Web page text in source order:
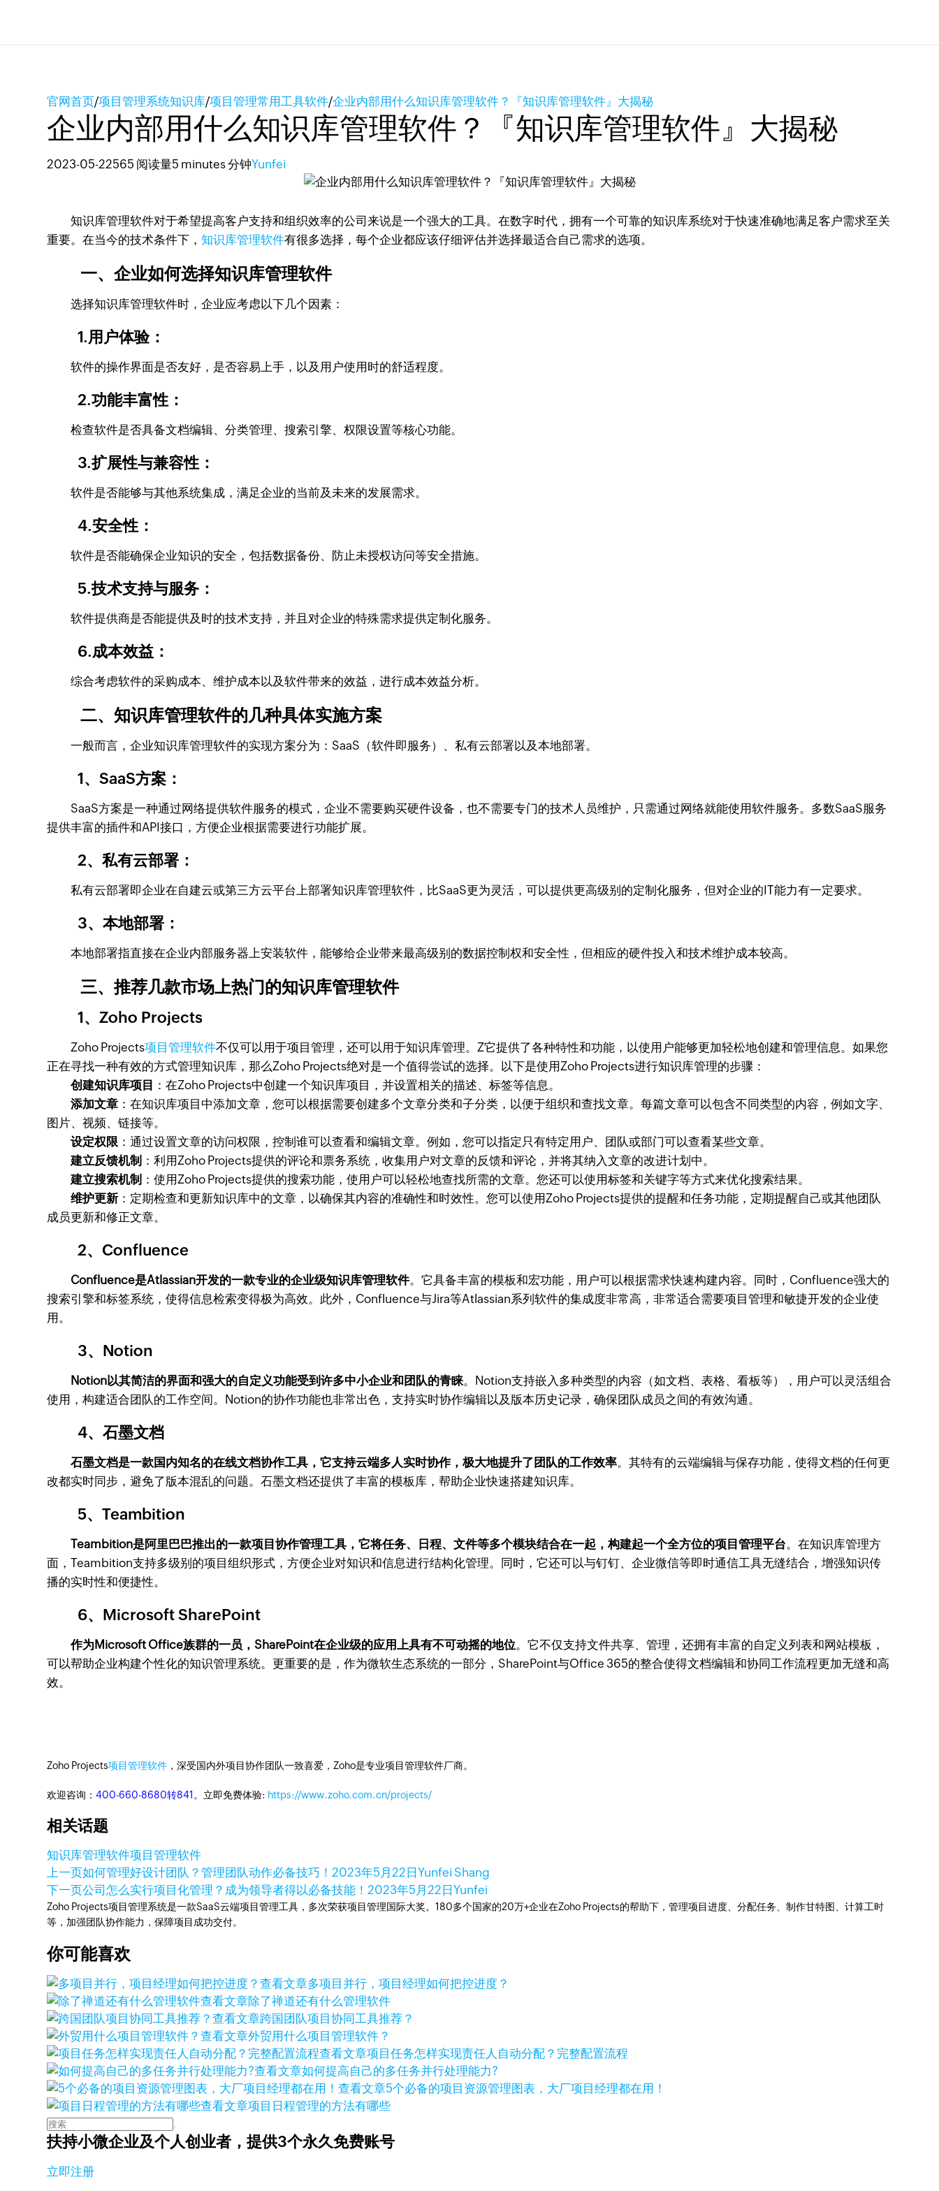
官网首页/项目管理系统知识库/项目管理常用工具软件/企业内部用什么知识库管理软件？『知识库管理软件』大揭秘
企业内部用什么知识库管理软件？『知识库管理软件』大揭秘
2023-05-22565 阅读量5 minutes 分钟Yunfei
知识库管理软件对于希望提高客户支持和组织效率的公司来说是一个强大的工具。在数字时代，拥有一个可靠的知识库系统对于快速准确地满足客户需求至关
重要。在当今的技术条件下，知识库管理软件有很多选择，每个企业都应该仔细评估并选择最适合自己需求的选项。
一、企业如何选择知识库管理软件
选择知识库管理软件时，企业应考虑以下几个因素：
1.用户体验：
软件的操作界面是否友好，是否容易上手，以及用户使用时的舒适程度。
2.功能丰富性：
检查软件是否具备文档编辑、分类管理、搜索引擎、权限设置等核心功能。
3.扩展性与兼容性：
软件是否能够与其他系统集成，满足企业的当前及未来的发展需求。
4.安全性：
软件是否能确保企业知识的安全，包括数据备份、防止未授权访问等安全措施。
5.技术支持与服务：
软件提供商是否能提供及时的技术支持，并且对企业的特殊需求提供定制化服务。
6.成本效益：
综合考虑软件的采购成本、维护成本以及软件带来的效益，进行成本效益分析。
二、知识库管理软件的几种具体实施方案
一般而言，企业知识库管理软件的实现方案分为：SaaS（软件即服务）、私有云部署以及本地部署。
1、SaaS方案：
SaaS方案是一种通过网络提供软件服务的模式，企业不需要购买硬件设备，也不需要专门的技术人员维护，只需通过网络就能使用软件服务。多数SaaS服务
提供丰富的插件和API接口，方便企业根据需要进行功能扩展。
2、私有云部署：
私有云部署即企业在自建云或第三方云平台上部署知识库管理软件，比SaaS更为灵活，可以提供更高级别的定制化服务，但对企业的IT能力有一定要求。
3、本地部署：
本地部署指直接在企业内部服务器上安装软件，能够给企业带来最高级别的数据控制权和安全性，但相应的硬件投入和技术维护成本较高。
三、推荐几款市场上热门的知识库管理软件
1、Zoho Projects
Zoho Projects项目管理软件不仅可以用于项目管理，还可以用于知识库管理。Z它提供了各种特性和功能，以使用户能够更加轻松地创建和管理信息。如果您
正在寻找一种有效的方式管理知识库，那么Zoho Projects绝对是一个值得尝试的选择。以下是使用Zoho Projects进行知识库管理的步骤：
创建知识库项目 ：在Zoho Projects中创建一个知识库项目，并设置相关的描述、标签等信息。
添加文章 ：在知识库项目中添加文章，您可以根据需要创建多个文章分类和子分类，以便于组织和查找文章。每篇文章可以包含不同类型的内容，例如文字、
图片、视频、链接等。
设定权限 ：通过设置文章的访问权限，控制谁可以查看和编辑文章。例如，您可以指定只有特定用户、团队或部门可以查看某些文章。
建立反馈机制 ：利用Zoho Projects提供的评论和票务系统，收集用户对文章的反馈和评论，并将其纳入文章的改进计划中。
建立搜索机制 ：使用Zoho Projects提供的搜索功能，使用户可以轻松地查找所需的文章。您还可以使用标签和关键字等方式来优化搜索结果。
维护更新 ：定期检查和更新知识库中的文章，以确保其内容的准确性和时效性。您可以使用Zoho Projects提供的提醒和任务功能，定期提醒自己或其他团队
成员更新和修正文章。
2、Confluence
Confluence是Atlassian开发的一款专业的企业级知识库管理软件。它具备丰富的模板和宏功能，用户可以根据需求快速构建内容。同时，Confluence强大的
搜索引擎和标签系统，使得信息检索变得极为高效。此外，Confluence与Jira等Atlassian系列软件的集成度非常高，非常适合需要项目管理和敏捷开发的企业使
用。
3、Notion
Notion以其简洁的界面和强大的自定义功能受到许多中小企业和团队的青睐。Notion支持嵌入多种类型的内容（如文档、表格、看板等），用户可以灵活组合
使用，构建适合团队的工作空间。Notion的协作功能也非常出色，支持实时协作编辑以及版本历史记录，确保团队成员之间的有效沟通。
4、石墨文档
石墨文档是一款国内知名的在线文档协作工具，它支持云端多人实时协作，极大地提升了团队的工作效率。其特有的云端编辑与保存功能，使得文档的任何更
改都实时同步，避免了版本混乱的问题。石墨文档还提供了丰富的模板库，帮助企业快速搭建知识库。
5、Teambition
Teambition是阿里巴巴推出的一款项目协作管理工具，它将任务、日程、文件等多个模块结合在一起，构建起一个全方位的项目管理平台。在知识库管理方
面，Teambition支持多级别的项目组织形式，方便企业对知识和信息进行结构化管理。同时，它还可以与钉钉、企业微信等即时通信工具无缝结合，增强知识传
播的实时性和便捷性。
6、Microsoft SharePoint
作为Microsoft Office族群的一员，SharePoint在企业级的应用上具有不可动摇的地位。它不仅支持文件共享、管理，还拥有丰富的自定义列表和网站模板，
可以帮助企业构建个性化的知识管理系统。更重要的是，作为微软生态系统的一部分，SharePoint与Office 365的整合使得文档编辑和协同工作流程更加无缝和高
效。
Zoho Projects项目管理软件 ，深受国内外项目协作团队一致喜爱，Zoho是专业项目管理软件厂商。
欢迎咨询：400-660-8680转841 。立即免费体验: https://www.zoho.com.cn/projects/
相关话题
知识库管理软件项目管理软件
上一页如何管理好设计团队？管理团队动作必备技巧！2023年5月22日Yunfei Shang
下一页公司怎么实行项目化管理？成为领导者得以必备技能！2023年5月22日Yunfei
Zoho Projects项目管理系统是一款SaaS云端项目管理工具，多次荣获项目管理国际大奖。180多个国家的20万+企业在Zoho Projects的帮助下，管理项目进度、分配任务、制作甘特图、计算工时
等，加强团队协作能力，保障项目成功交付。
你可能喜欢
查看文章多项目并行，项目经理如何把控进度？
查看文章除了禅道还有什么管理软件
查看文章跨国团队项目协同工具推荐？
查看文章外贸用什么项目管理软件？
查看文章项目任务怎样实现责任人自动分配？完整配置流程
查看文章如何提高自己的多任务并行处理能力?
查看文章5个必备的项目资源管理图表，大厂项目经理都在用！
查看文章项目日程管理的方法有哪些
扶持小微企业及个人创业者，提供3个永久免费账号
立即注册